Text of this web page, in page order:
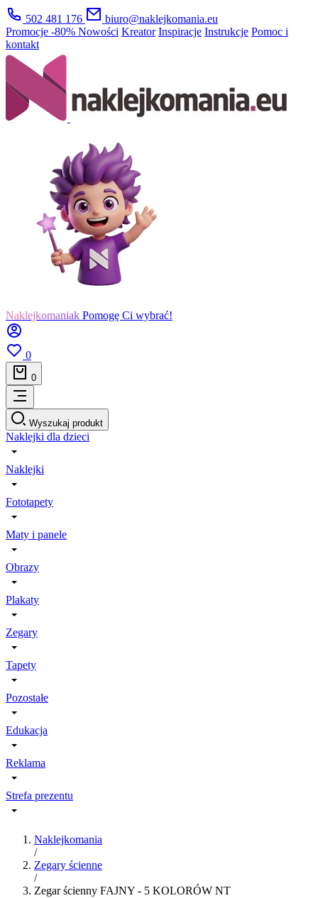
502 481 176
biuro@naklejkomania.eu
Promocje -80% Nowości Kreator Inspiracje Instrukcje Pomoc i
kontakt
Naklejkomaniak Pomogę Ci wybrać!
0
0
Wyszukaj produkt
Naklejki dla dzieci
Naklejki
Fototapety
Maty i panele
Obrazy
Plakaty
Zegary
Tapety
Pozostałe
Edukacja
Reklama
Strefa prezentu
Naklejkomania
/
Zegary ścienne
/
Zegar ścienny FAJNY - 5 KOLORÓW NT